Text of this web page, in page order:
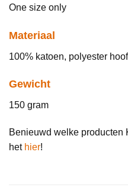
One size only
Materiaal
100% katoen, polyester
Gewicht
150 gram
Benieuwd welke producten
het hier!